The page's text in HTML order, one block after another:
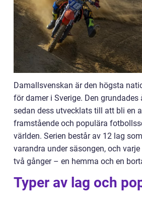
Damallsvenskan är den högsta
för damer i Sverige. Den grundades
sedan dess utvecklats till att bli en
framstående och populära
världen. Serien består av 12 lag
varandra under säsongen, och
två gånger – en hemma och en
Typer av lag och